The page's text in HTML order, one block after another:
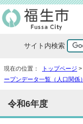
サイト内検索
現在の位置： トップページ >
ープンデータ一覧（人口関係）
令和6年度